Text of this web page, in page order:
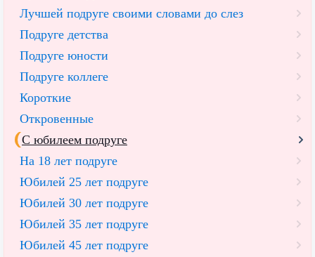
Лучшей подруге своими словами до слез
Подруге детства
Подруге юности
Подруге коллеге
Короткие
Откровенные
С юбилеем подруге
На 18 лет подруге
Юбилей 25 лет подруге
Юбилей 30 лет подруге
Юбилей 35 лет подруге
Юбилей 45 лет подруге